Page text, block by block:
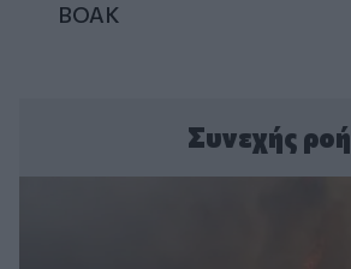
ΒΟΑΚ
Συνεχής ροή